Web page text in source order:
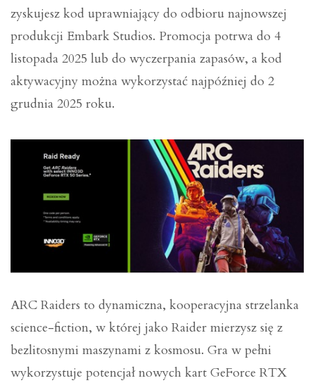
zyskujesz kod uprawniający do odbioru najnowszej
produkcji Embark Studios. Promocja potrwa do 4
listopada 2025 lub do wyczerpania zapasów, a kod
aktywacyjny można wykorzystać najpóźniej do 2
grudnia 2025 roku.
ARC Raiders to dynamiczna, kooperacyjna strzelanka
science-fiction, w której jako Raider mierzysz się z
bezlitosnymi maszynami z kosmosu. Gra w pełni
wykorzystuje potencjał nowych kart GeForce RTX